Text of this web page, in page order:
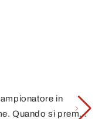
in
Quando si preme